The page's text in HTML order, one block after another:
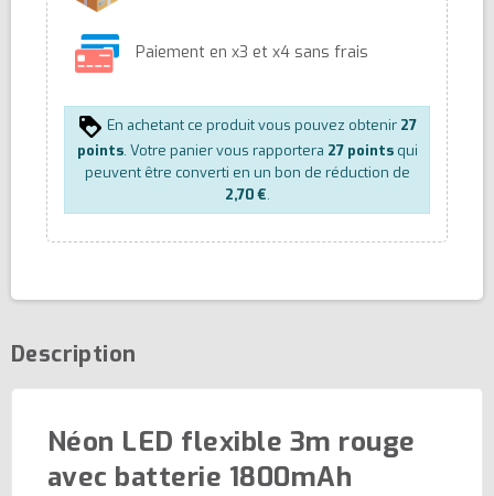
Paiement en x3 et x4 sans frais
En achetant ce produit vous pouvez obtenir 27
points. Votre panier vous rapportera 27pointsqui
peuvent être converti en un bon de réduction de
2,70 €.
Description
Néon LED flexible 3m rouge
avec batterie 1800mAh